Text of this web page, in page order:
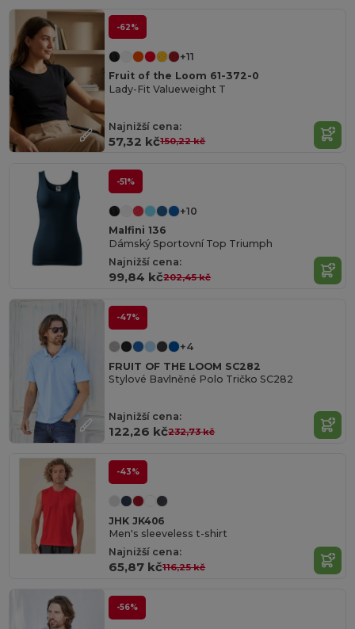
-62%
+11
Fruit of the Loom 61-372-0
Lady-Fit Valueweight T
Najnižší cena:
57,32 kč150,22 kč
-51%
+10
Malfini 136
Dámský Sportovní Top Triumph
Najnižší cena:
99,84 kč202,45 kč
-47%
+4
FRUIT OF THE LOOM SC282
Stylové Bavlněné Polo Tričko SC282
Najnižší cena:
122,26 kč232,73 kč
-43%
JHK JK406
Men's sleeveless t-shirt
Najnižší cena:
65,87 kč116,25 kč
-56%